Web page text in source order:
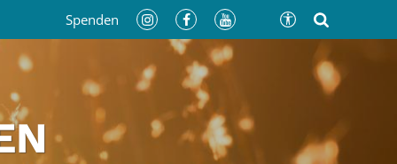
Spenden